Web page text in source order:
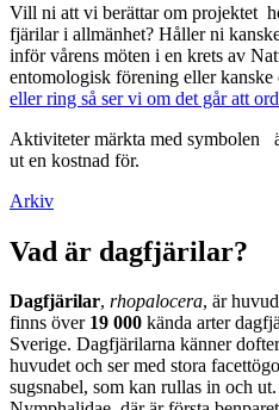
Vill ni att vi berättar om projektet
fjärilar i allmänhet? Håller ni
inför vårens möten i en krets av
entomologisk förening eller kanske
eller ring så ser vi om det går att
Aktiviteter märkta med symbolen
ut en kostnad för.
Arkiv
Vad är dagfjärilar?
Dagfjärilar, rhopalocera, är
finns över 19 000 kända arter
Sverige. Dagfjärilarna känner
huvudet och ser med stora
sugsnabel, som kan rullas in och